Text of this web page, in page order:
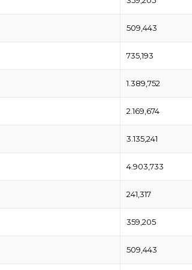
509,443
735,193
1.389,752
2.169,674
3.135,241
4.903,733
241,317
359,205
509,443